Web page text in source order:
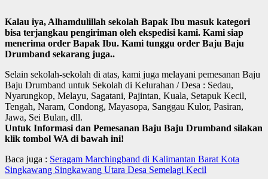
Kalau iya, Alhamdulillah sekolah Bapak Ibu masuk kategori
bisa terjangkau pengiriman oleh ekspedisi kami. Kami siap
menerima order Bapak Ibu. Kami tunggu order Baju Baju
Drumband sekarang juga..
Selain sekolah-sekolah di atas, kami juga melayani pemesanan Baju
Baju Drumband untuk Sekolah di Kelurahan / Desa : Sedau,
Nyarungkop, Melayu, Sagatani, Pajintan, Kuala, Setapuk Kecil,
Tengah, Naram, Condong, Mayasopa, Sanggau Kulor, Pasiran,
Jawa, Sei Bulan, dll.
Untuk Informasi dan Pemesanan Baju Baju Drumband silakan
klik tombol WA di bawah ini!
Baca juga : Seragam Marchingband di Kalimantan Barat Kota
Singkawang Singkawang Utara Desa Semelagi Kecil